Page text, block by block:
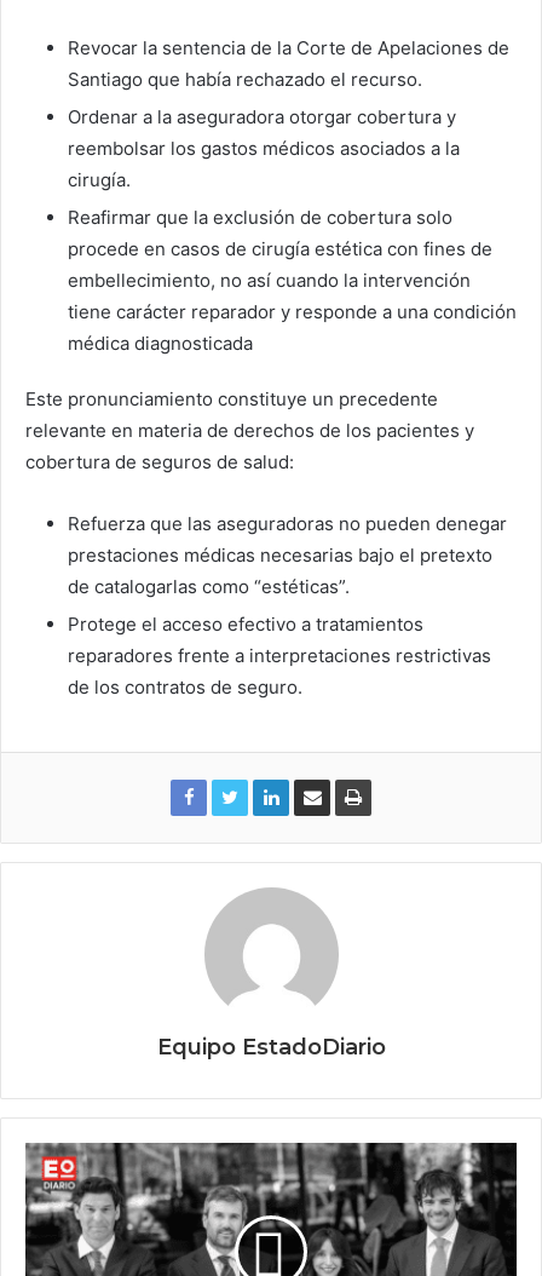
Revocar la sentencia de la Corte de Apelaciones de
Santiago que había rechazado el recurso.
Ordenar a la aseguradora otorgar cobertura y
reembolsar los gastos médicos asociados a la
cirugía.
Reafirmar que la exclusión de cobertura solo
procede en casos de cirugía estética con fines de
embellecimiento, no así cuando la intervención
tiene carácter reparador y responde a una condición
médica diagnosticada
Este pronunciamiento constituye un precedente
relevante en materia de derechos de los pacientes y
cobertura de seguros de salud:
Refuerza que las aseguradoras no pueden denegar
prestaciones médicas necesarias bajo el pretexto
de catalogarlas como “estéticas”.
Protege el acceso efectivo a tratamientos
reparadores frente a interpretaciones restrictivas
de los contratos de seguro.
Equipo EstadoDiario